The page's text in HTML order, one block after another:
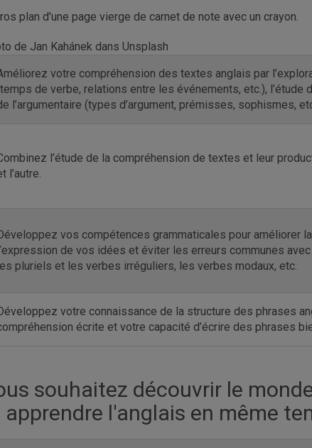
de Jan Kahánek dans Unsplash
votre compréhension des textes anglais par
de verbe, relations entre les événements, etc.), l’étude
l’argumentaire (types d’argument, prémisses, sophismes,
l’étude de la compréhension de textes et leur
l’autre.
vos compétences grammaticales pour améliorer
de vos idées et éviter les erreurs communes
pluriels et les verbes irréguliers, les verbes modaux, etc.
votre connaissance de la structure des phrases
écrite et votre capacité d’écrire des phrases
souhaitez découvrir le
apprendre l'anglais en même